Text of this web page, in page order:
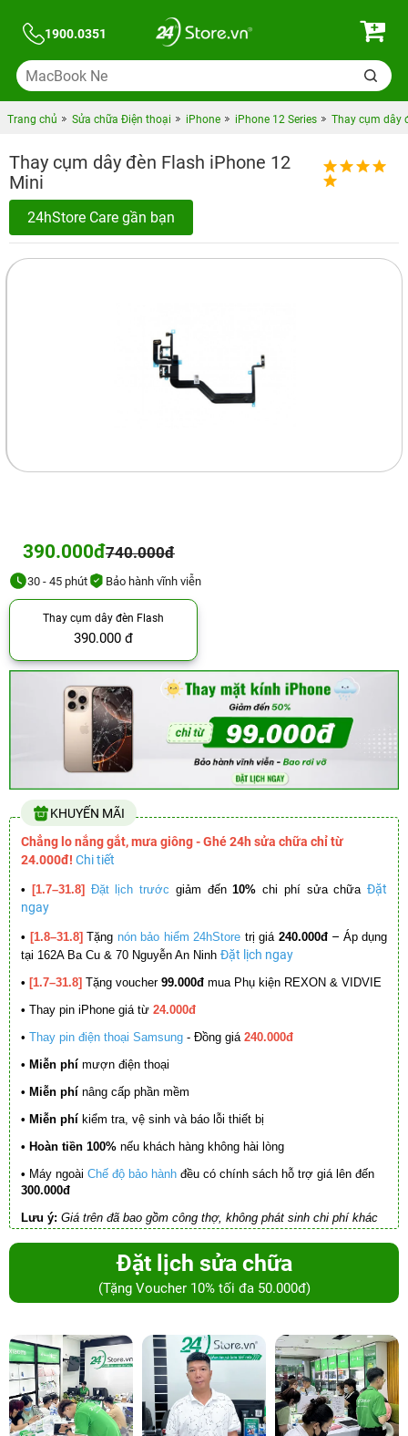
1900.0351
Trang chủ Sửa chữa Điện thoại iPhone iPhone 12 Series Thay cụm dây
Thay cụm dây đèn Flash iPhone 12
Mini
24hStore Care gần bạn
390.000đ740.000đ
30 - 45 phút Bảo hành vĩnh viễn
Thay cụm dây đèn Flash
390.000 đ
KHUYẾN MÃI
Chẳng lo nắng gắt, mưa giông - Ghé 24h sửa chữa chỉ từ
24.000đ! Chi tiết
• [1.7–31.8] Đặt lịch trước giảm đến10% chi phí sửa chữa Đặt
ngay
• [1.8–31.8] Tặng nón bảo hiểm 24hStore trị giá 240.000đ – Áp dụng
tại 162A Ba Cu & 70 Nguyễn An Ninh Đặt lịch ngay
• [1.7–31.8] Tặng voucher 99.000đ mua Phụ kiện REXON & VIDVIE
• Thay pin iPhone giá từ 24.000đ
• Thay pin điện thoại Samsung - Đồng giá 240.000đ
• Miễn phí mượn điện thoại
• Miễn phí nâng cấp phần mềm
• Miễn phí kiểm tra, vệ sinh và báo lỗi thiết bị
• Hoàn tiền 100% nếu khách hàng không hài lòng
• Máy ngoài Chế độ bảo hành đều có chính sách hỗ trợ giá lên đến
300.000đ
Lưu ý: Giá trên đã bao gồm công thợ, không phát sinh chi phí khác
Đặt lịch sửa chữa
(Tặng Voucher 10% tối đa 50.000đ)